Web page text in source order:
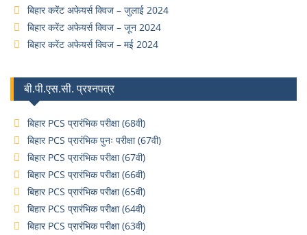
बिहार करेंट अफेयर्स क्विज – जुलाई 2024
बिहार करेंट अफेयर्स क्विज – जून 2024
बिहार करेंट अफेयर्स क्विज – मई 2024
बी.पी.एस.सी. प्रश्नपत्र
बिहार PCS प्रारंभिक परीक्षा (68वी)
बिहार PCS प्रारंभिक पुनः परीक्षा (67वी)
बिहार PCS प्रारंभिक परीक्षा (67वी)
बिहार PCS प्रारंभिक परीक्षा (66वी)
बिहार PCS प्रारंभिक परीक्षा (65वी)
बिहार PCS प्रारंभिक परीक्षा (64वी)
बिहार PCS प्रारंभिक परीक्षा (63वी)